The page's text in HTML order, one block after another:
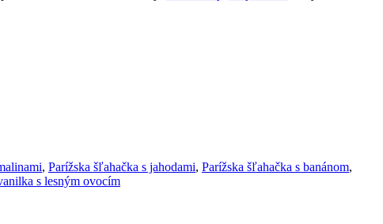
, Parížska šľahačka s jahodami, Parížska šľahačka s banánom,
s lesným ovocím